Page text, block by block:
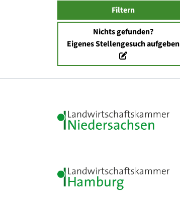
Filtern
Nichts gefunden?
Eigenes Stellengesuch aufgeben